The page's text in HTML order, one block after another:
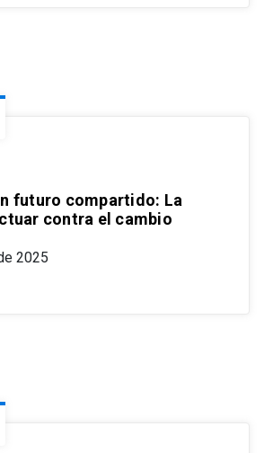
futuro compartido: La
contra el cambio
2025